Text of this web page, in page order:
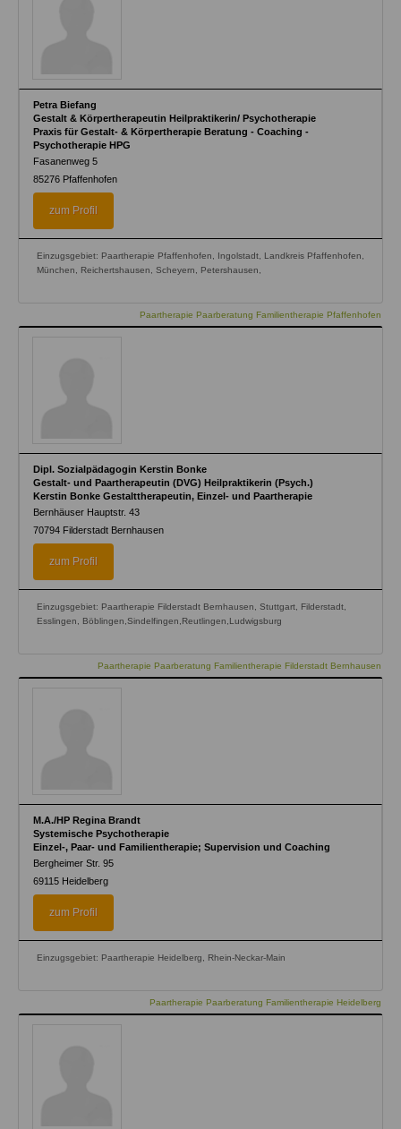
Petra Biefang
Gestalt & Körpertherapeutin Heilpraktikerin/ Psychotherapie
Praxis für Gestalt- & Körpertherapie Beratung - Coaching -
Psychotherapie HPG
Fasanenweg 5
85276 Pfaffenhofen
zum Profil
Einzugsgebiet: Paartherapie Pfaffenhofen, Ingolstadt, Landkreis Pfaffenhofen,
München, Reichertshausen, Scheyern, Petershausen,
Paartherapie Paarberatung Familientherapie Pfaffenhofen
Dipl. Sozialpädagogin Kerstin Bonke
Gestalt- und Paartherapeutin (DVG) Heilpraktikerin (Psych.)
Kerstin Bonke Gestalttherapeutin, Einzel- und Paartherapie
Bernhäuser Hauptstr. 43
70794 Filderstadt Bernhausen
zum Profil
Einzugsgebiet: Paartherapie Filderstadt Bernhausen, Stuttgart, Filderstadt,
Esslingen, Böblingen,Sindelfingen,Reutlingen,Ludwigsburg
Paartherapie Paarberatung Familientherapie Filderstadt Bernhausen
M.A./HP Regina Brandt
Systemische Psychotherapie
Einzel-, Paar- und Familientherapie; Supervision und Coaching
Bergheimer Str. 95
69115 Heidelberg
zum Profil
Einzugsgebiet: Paartherapie Heidelberg, Rhein-Neckar-Main
Paartherapie Paarberatung Familientherapie Heidelberg